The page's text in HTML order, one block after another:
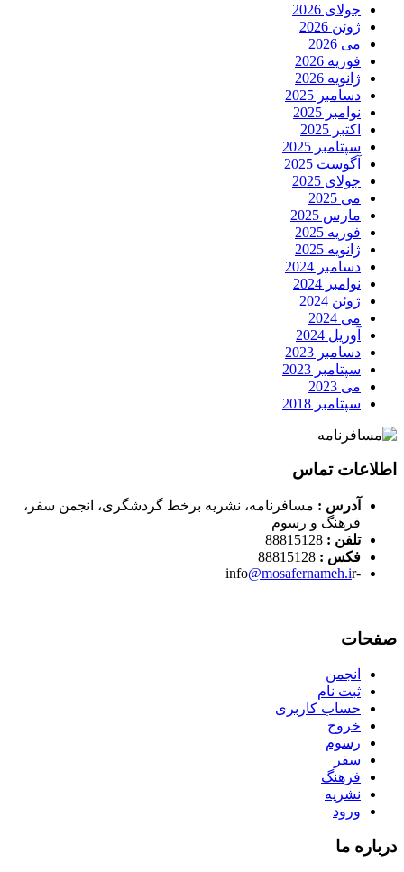
جولای 2026
ژوئن 2026
می 2026
فوریه 2026
ژانویه 2026
دسامبر 2025
نوامبر 2025
اکتبر 2025
سپتامبر 2025
آگوست 2025
جولای 2025
می 2025
مارس 2025
فوریه 2025
ژانویه 2025
دسامبر 2024
نوامبر 2024
ژوئن 2024
می 2024
آوریل 2024
دسامبر 2023
سپتامبر 2023
می 2023
سپتامبر 2018
اطلاعات تماس
آدرس : مسافرنامه، نشریه برخط گردشگری، انجمن سفر،
فرهنگ و رسوم
تلفن :
فکس :
-info
@mosafernameh.ir
صفحات
انجمن
ثبت نام
حساب کاربری
خروج
رسوم
سفر
فرهنگ
نشریه
ورود
درباره ما